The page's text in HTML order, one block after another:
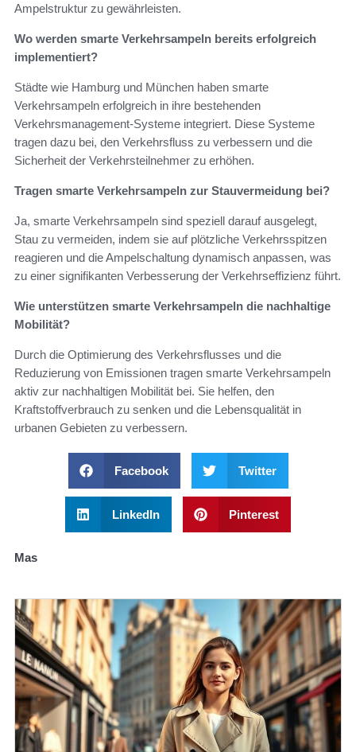
Ampelstruktur zu gewährleisten.
Wo werden smarte Verkehrsampeln bereits erfolgreich
implementiert?
Städte wie Hamburg und München haben smarte
Verkehrsampeln erfolgreich in ihre bestehenden
Verkehrsmanagement-Systeme integriert. Diese Systeme
tragen dazu bei, den Verkehrsfluss zu verbessern und die
Sicherheit der Verkehrsteilnehmer zu erhöhen.
Tragen smarte Verkehrsampeln zur Stauvermeidung bei?
Ja, smarte Verkehrsampeln sind speziell darauf ausgelegt,
Stau zu vermeiden, indem sie auf plötzliche Verkehrsspitzen
reagieren und die Ampelschaltung dynamisch anpassen, was
zu einer signifikanten Verbesserung der Verkehrseffizienz führt.
Wie unterstützen smarte Verkehrsampeln die nachhaltige
Mobilität?
Durch die Optimierung des Verkehrsflusses und die
Reduzierung von Emissionen tragen smarte Verkehrsampeln
aktiv zur nachhaltigen Mobilität bei. Sie helfen, den
Kraftstoffverbrauch zu senken und die Lebensqualität in
urbanen Gebieten zu verbessern.
Facebook Twitter
LinkedIn Pinterest
Mas